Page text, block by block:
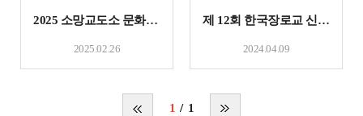
2025 소망교도소 문화행사 초청연주
2025.02.26
제 12회 한국장로교 신학대학교 찬양제
2024.04.09
1 1